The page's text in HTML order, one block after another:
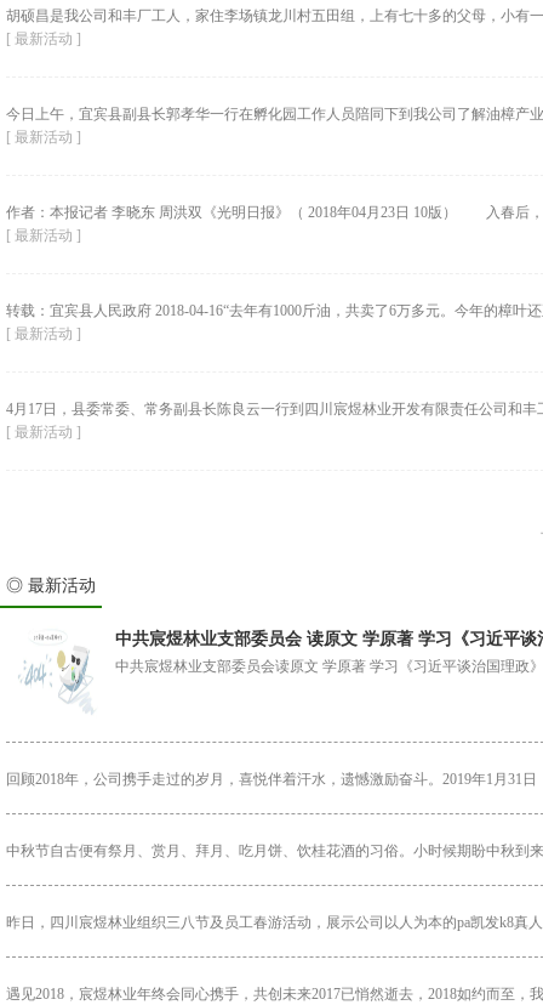
胡硕昌是我公司和丰厂工人，家住李场镇龙川村五田组，上有七十多的父母，小有
[ 最新活动 ]
今日上午，宜宾县副县长郭孝华一行在孵化园工作人员陪同下到我公司了解油樟产
[ 最新活动 ]
作者：本报记者 李晓东 周洪双《光明日报》（ 2018年04月23日 10版） 入春后
[ 最新活动 ]
转载：宜宾县人民政府 2018-04-16“去年有1000斤油，共卖了6万多元。今年的樟叶
[ 最新活动 ]
4月17日，县委常委、常务副县长陈良云一行到四川宸煜林业开发有限责任公司和
[ 最新活动 ]
◎ 最新活动
中共宸煜林业支部委员会 读原文 学原著 学习《习近平谈
中共宸煜林业支部委员会读原文 学原著 学习《习近平谈治国理政》
回顾2018年，公司携手走过的岁月，喜悦伴着汗水，遗憾激励奋斗。2019年1月31
中秋节自古便有祭月、赏月、拜月、吃月饼、饮桂花酒的习俗。小时候期盼中秋到
昨日，四川宸煜林业组织三八节及员工春游活动，展示公司以人为本的pa凯发k8真
遇见2018，宸煜林业年终会同心携手，共创未来2017已悄然逝去，2018如约而至，